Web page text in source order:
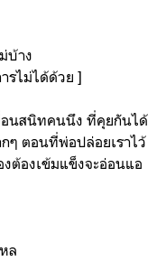
บ้าง
รไม่ได้ด้วย ]
อนสนิทคนนึง ที่คุยกันได้
ๆ ตอนที่พ่อปล่อยเราไว้
ต้องเข้มแข็งจะอ่อนแอ
ล